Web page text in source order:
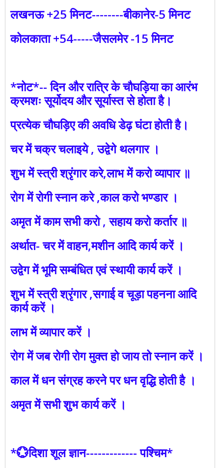
लखनऊ +25 मिनट--------बीकानेर-5 मिनट
कोलकाता +54-----जैसलमेर -15 मिनट
*नोट*-- दिन और रात्रि के चौघड़िया का आरंभ
क्रमशः सूर्योदय और सूर्यास्त से होता है।
प्रत्येक चौघड़िए की अवधि डेढ़ घंटा होती है।
चर में चक्र चलाइये , उद्वेगे थलगार ।
शुभ में स्त्री श्रृंगार करे,लाभ में करो व्यापार ॥
रोग में रोगी स्नान करे ,काल करो भण्डार ।
अमृत में काम सभी करो , सहाय करो कर्तार ॥
अर्थात- चर में वाहन,मशीन आदि कार्य करें ।
उद्वेग में भूमि सम्बंधित एवं स्थायी कार्य करें ।
शुभ में स्त्री श्रृंगार ,सगाई व चूड़ा पहनना आदि
कार्य करें ।
लाभ में व्यापार करें ।
रोग में जब रोगी रोग मुक्त हो जाय तो स्नान करें ।
काल में धन संग्रह करने पर धन वृद्धि होती है ।
अमृत में सभी शुभ कार्य करें ।
*💮दिशा शूल ज्ञान------------- पश्चिम*